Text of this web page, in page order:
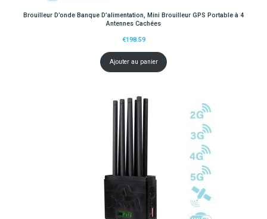
Brouilleur D’onde Banque D’alimentation, Mini Brouilleur GPS Portable à 4
Antennes Cachées
€198.59
Ajouter au panier